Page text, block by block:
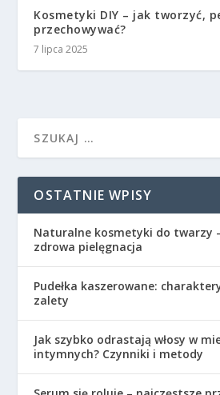
Kosmetyki DIY – jak tworzyć,
przechowywać?
7 lipca 2025
OSTATNIE WPISY
Naturalne kosmetyki do twarzy
zdrowa pielęgnacja
Pudełka kaszerowane:
zalety
Jak szybko odrastają włosy w
intymnych? Czynniki i metody